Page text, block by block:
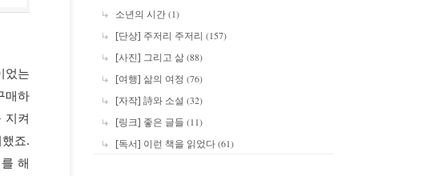
었는
매하
지켜
죠.
해
소년의 시간(1)
[단상] 주저리 주저리 (157)
[사진] 그리고 삶(88)
[여행] 삶의 여정 (76)
[자작] 詩와 소설 (32)
[링크] 좋은 글들 (11)
[독서] 이런 책을 읽었다(61)